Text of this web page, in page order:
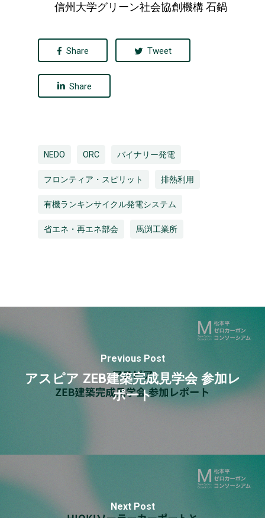
信州大学グリーン社会協創機構 石鍋
Share Tweet
Share
NEDO ORC バイナリー発電
フロンティア・スピリット 排熱利用
有機ランキンサイクル発電システム
省エネ・再エネ部会 馬渕工業所
Previous Post
アスピア ZEB建築完成見学会 参加レ
ポート
Next Post